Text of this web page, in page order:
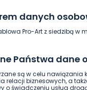
danych
Pro-Art z siedzibą w
Państwa dane
są w celu nawiązania
relacji biznesowych, a
o świadczeniu usług